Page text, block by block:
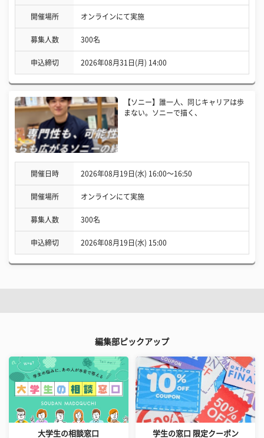
開催場所 オンラインにて実施
募集人数 300名
申込締切 2026年08月31日(月) 14:00
【ソニー】誰一人、同じキャリアは歩
まない。ソニーで描く、
開催日時 2026年08月19日(水) 16:00〜16:50
開催場所 オンラインにて実施
募集人数 300名
申込締切 2026年08月19日(水) 15:00
編集部ピックアップ
大学生の相談窓口 学生の窓口 限定クーポン